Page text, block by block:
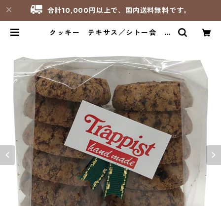
合計10,000円以上で、国内送料無料です。
クッキー テキサス／シトー会 西